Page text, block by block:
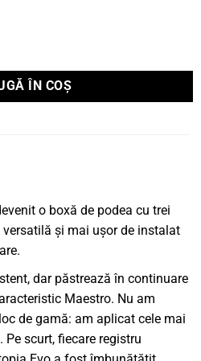
UTOPIA EVO WOOD
ÎN COȘ
o boxă de podea cu trei
și mai ușor de instalat
dar păstrează în continuare
Maestro. Nu am
de gamă: am aplicat cele mai
scurt, fiecare registru